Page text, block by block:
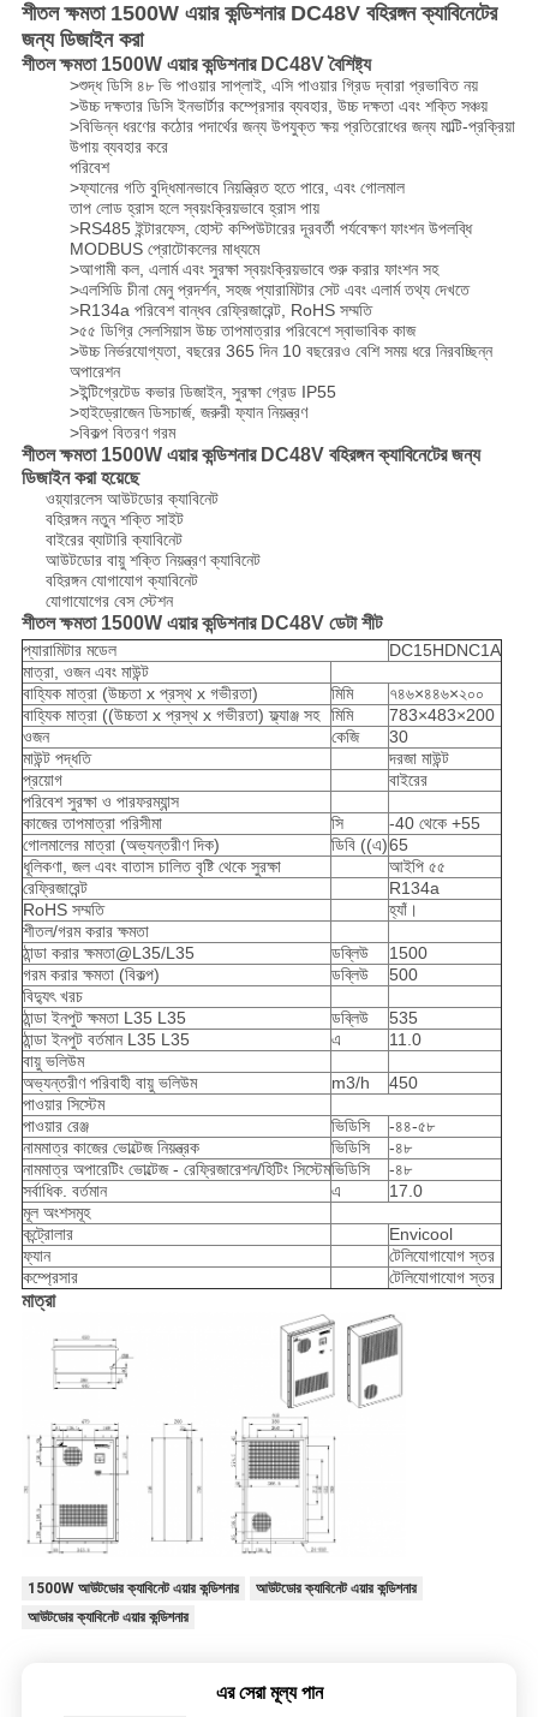
শীতল ক্ষমতা 1500W এয়ার কন্ডিশনার DC48V বহিরঙ্গন ক্যাবিনেটের
জন্য ডিজাইন করা
শীতল ক্ষমতা 1500W এয়ার কন্ডিশনার DC48V বৈশিষ্ট্য
>শুদ্ধ ডিসি ৪৮ ভি পাওয়ার সাপ্লাই, এসি পাওয়ার গ্রিড দ্বারা প্রভাবিত নয়
>উচ্চ দক্ষতার ডিসি ইনভার্টার কম্প্রেসার ব্যবহার, উচ্চ দক্ষতা এবং শক্তি সঞ্চয়
>বিভিন্ন ধরণের কঠোর পদার্থের জন্য উপযুক্ত ক্ষয় প্রতিরোধের জন্য মাল্টি-প্রক্রিয়া
উপায় ব্যবহার করে
পরিবেশ
>ফ্যানের গতি বুদ্ধিমানভাবে নিয়ন্ত্রিত হতে পারে, এবং গোলমাল
তাপ লোড হ্রাস হলে স্বয়ংক্রিয়ভাবে হ্রাস পায়
>RS485 ইন্টারফেস, হোস্ট কম্পিউটারের দূরবর্তী পর্যবেক্ষণ ফাংশন উপলব্ধি
MODBUS প্রোটোকলের মাধ্যমে
>আগামী কল, এলার্ম এবং সুরক্ষা স্বয়ংক্রিয়ভাবে শুরু করার ফাংশন সহ
>এলসিডি চীনা মেনু প্রদর্শন, সহজ প্যারামিটার সেট এবং এলার্ম তথ্য দেখতে
>R134a পরিবেশ বান্ধব রেফ্রিজারেন্ট, RoHS সম্মতি
>৫৫ ডিগ্রি সেলসিয়াস উচ্চ তাপমাত্রার পরিবেশে স্বাভাবিক কাজ
>উচ্চ নির্ভরযোগ্যতা, বছরের 365 দিন 10 বছরেরও বেশি সময় ধরে নিরবচ্ছিন্ন
অপারেশন
>ইন্টিগ্রেটেড কভার ডিজাইন, সুরক্ষা গ্রেড IP55
>হাইড্রোজেন ডিসচার্জ, জরুরী ফ্যান নিয়ন্ত্রণ
>বিকল্প বিতরণ গরম
শীতল ক্ষমতা 1500W এয়ার কন্ডিশনার DC48V বহিরঙ্গন ক্যাবিনেটের জন্য
ডিজাইন করা হয়েছে
ওয়্যারলেস আউটডোর ক্যাবিনেট
বহিরঙ্গন নতুন শক্তি সাইট
বাইরের ব্যাটারি ক্যাবিনেট
আউটডোর বায়ু শক্তি নিয়ন্ত্রণ ক্যাবিনেট
বহিরঙ্গন যোগাযোগ ক্যাবিনেট
যোগাযোগের বেস স্টেশন
শীতল ক্ষমতা 1500W এয়ার কন্ডিশনার DC48V ডেটা শীট
প্যারামিটার মডেল
DC15HDNC1A
মাত্রা, ওজন এবং মাউন্ট
বাহ্যিক মাত্রা (উচ্চতা x প্রস্থ x গভীরতা)
মিমি
৭৪৬×৪৪৬×২০০
বাহ্যিক মাত্রা ((উচ্চতা x প্রস্থ x গভীরতা) ফ্ল্যাঞ্জ সহ
মিমি
783×483×200
ওজন
কেজি
30
মাউন্ট পদ্ধতি
দরজা মাউন্ট
প্রয়োগ
বাইরের
পরিবেশ সুরক্ষা ও পারফরম্যান্স
কাজের তাপমাত্রা পরিসীমা
সি
-40 থেকে +55
গোলমালের মাত্রা (অভ্যন্তরীণ দিক)
ডিবি ((এ)65
ধূলিকণা, জল এবং বাতাস চালিত বৃষ্টি থেকে সুরক্ষা
আইপি ৫৫
রেফ্রিজারেন্ট
R134a
RoHS সম্মতি
হ্যাঁ।
শীতল/গরম করার ক্ষমতা
ঠান্ডা করার ক্ষমতা@L35/L35
ডব্লিউ
1500
গরম করার ক্ষমতা (বিকল্প)
ডব্লিউ
500
বিদ্যুৎ খরচ
ঠান্ডা ইনপুট ক্ষমতা L35 L35
ডব্লিউ
535
ঠান্ডা ইনপুট বর্তমান L35 L35
এ
11.0
বায়ু ভলিউম
অভ্যন্তরীণ পরিবাহী বায়ু ভলিউম
m3/h
450
পাওয়ার সিস্টেম
পাওয়ার রেঞ্জ
ভিডিসি
-৪৪-৫৮
নামমাত্র কাজের ভোল্টেজ নিয়ন্ত্রক
ভিডিসি
-৪৮
নামমাত্র অপারেটিং ভোল্টেজ - রেফ্রিজারেশন/হিটিং সিস্টেমভিডিসি
-৪৮
সর্বাধিক. বর্তমান
এ
17.0
মূল অংশসমূহ
কন্ট্রোলার
Envicool
ফ্যান
টেলিযোগাযোগ স্তর
কম্প্রেসার
টেলিযোগাযোগ স্তর
মাত্রা
1500W আউটডোর ক্যাবিনেট এয়ার কন্ডিশনার
আউটডোর ক্যাবিনেট এয়ার কন্ডিশনার
আউটডোর ক্যাবিনেট এয়ার কন্ডিশনার
এর সেরা মূল্য পান